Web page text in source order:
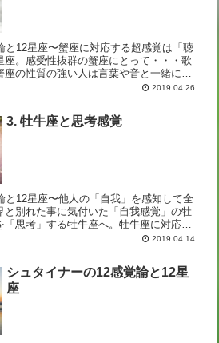
と12星座〜蟹座に対応する超感覚は「聴
。感受性抜群の蟹座にとって・・・歌
の性質の強い人は言葉や音と一緒に心
きてしまう、というか放出された感...
2019.04.26
3. 牡牛座と思考感覚
と12星座〜他人の「自我」を感知して全
と別れた事に気付いた「自我感覚」の牡
思考」する牡牛座へ。牡牛座に対応す
。牡牛座は自分の五感に絶対的な信...
2019.04.14
シュタイナーの12感覚論と12星
座